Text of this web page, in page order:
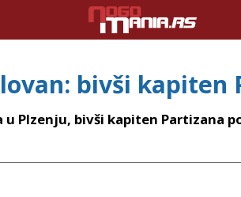
bivši
Plzenju, bivši kapiten Partizana